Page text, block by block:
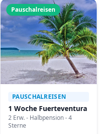
Pauschalreisen
PAUSCHALREISEN
1 Woche Fuerteventura
2 Erw. - Halbpension - 4
Sterne